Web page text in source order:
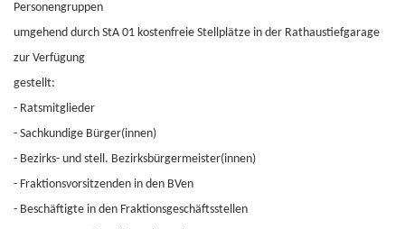
Personengruppen
umgehend durch StA 01 kostenfreie Stellplätze in der Rathaustiefgarage
zur Verfügung
gestellt:
- Ratsmitglieder
- Sachkundige Bürger(innen)
- Bezirks- und stell. Bezirksbürgermeister(innen)
- Fraktionsvorsitzenden in den BVen
- Beschäftigte in den Fraktionsgeschäftsstellen